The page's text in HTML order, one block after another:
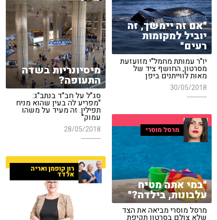
"אם זה יימשך, זה
יוביל למקומות
רעים"
יו"ר עמותת מחמל"י מזועזעת
מסרטון, החושף ציד של
מאות לווייתנים ביפן
30/05/2018
מיסיונריות בשדה
התעופה?
סג"ל על חב"ד בנתב"ג:
"מפריע לה בעין שהוא מניח
תפילין. זה מעיד על משהו
עמוק"
28/05/2018 מרסל מוסרי
"במי אתה מטיח
עלבונות, בילדה?"
מרסל מוסרי מביאה את הצד
רון קופמן ואריה
אלדד